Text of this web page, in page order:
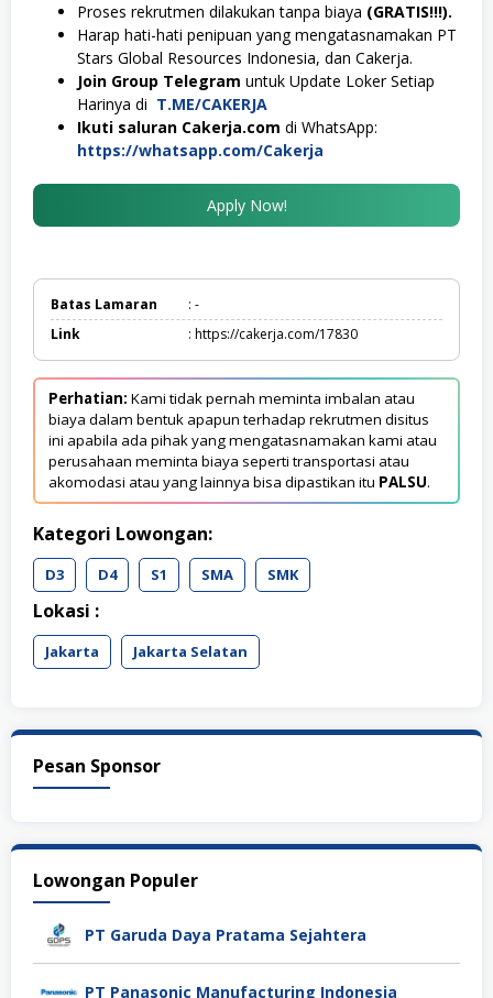
Proses rekrutmen dilakukan tanpa biaya (GRATIS!!!).
Harap hati-hati penipuan yang mengatasnamakan PT
Stars Global Resources Indonesia, dan Cakerja.
Join Group Telegram untuk Update Loker Setiap
Harinya di T.ME/CAKERJA
Ikuti saluran Cakerja.com di WhatsApp:
https://whatsapp.com/Cakerja
Apply Now!
Batas Lamaran
: -
Link
: https://cakerja.com/17830
Perhatian: Kami tidak pernah meminta imbalan atau
biaya dalam bentuk apapun terhadap rekrutmen disitus
ini apabila ada pihak yang mengatasnamakan kami atau
perusahaan meminta biaya seperti transportasi atau
akomodasi atau yang lainnya bisa dipastikan itu PALSU.
Kategori Lowongan:
D3 D4 S1 SMA SMK
Lokasi :
Jakarta Jakarta Selatan
Pesan Sponsor
Lowongan Populer
PT Garuda Daya Pratama Sejahtera
PT Panasonic Manufacturing Indonesia